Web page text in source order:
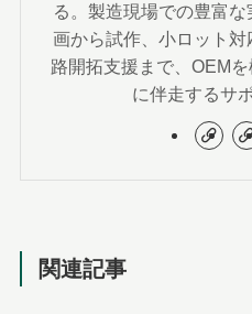
る。製造現場での豊富
画から試作、小ロット
路開拓支援まで、OEM
に伴走するサ
関連記事